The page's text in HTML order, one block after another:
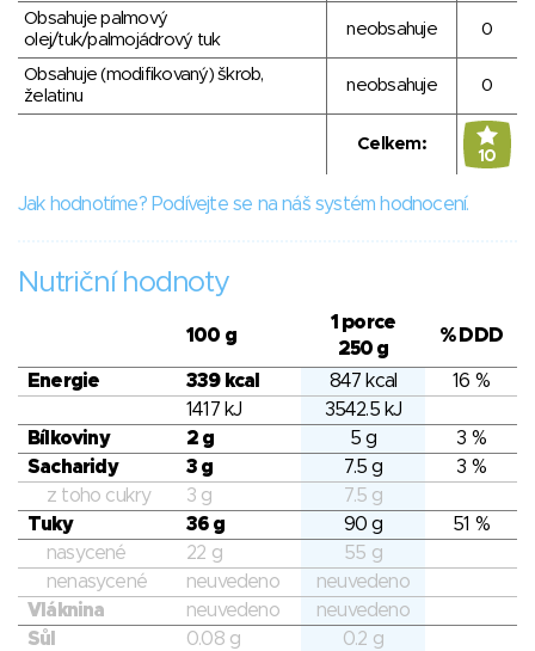
Obsahuje palmový
olej/tuk/palmojádrový tuk
neobsahuje 0
Obsahuje (modifikovaný) škrob,
želatinu
neobsahuje 0
Celkem:
10
Jak hodnotíme? Podívejte se na náš systém hodnocení.
Nutriční hodnoty
100 g
1 porce
250 g
% DDD
Energie 339 kcal 847 kcal
16 %
1417 kJ
3542.5 kJ
Bílkoviny
2 g 5 g
3 %
Sacharidy
3 g 7.5 g
3 %
z toho cukry
3 g
7.5 g
Tuky
36 g 90 g
51 %
nasycené
22 g
55 g
nenasycené
neuvedeno
neuvedeno
Vláknina
neuvedeno
neuvedeno
Sůl
0.08 g 0.2 g